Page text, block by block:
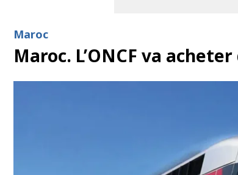
Maroc
Maroc. L’ONCF va